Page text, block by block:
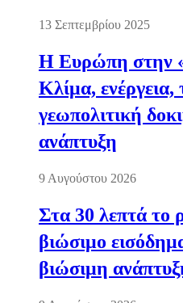
13 Σεπτεμβρίου 2025
Η Ευρώπη στην
Κλίμα, ενέργεια,
γεωπολιτική
ανάπτυξη
9 Αυγούστου 2026
Στα 30 λεπτά το
βιώσιμο
βιώσιμη